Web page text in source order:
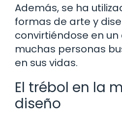
Además, se ha
formas de arte y
convirtiéndose en
muchas personas
en sus vidas.
El trébol en la
diseño